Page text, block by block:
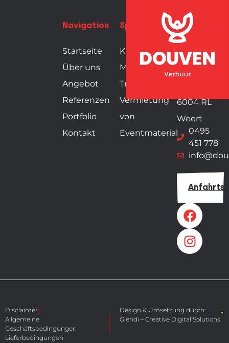
Navigation
Startseite
Über uns
Angebot
Referenzen
Portfolio
Kontakt
Spezialisierungen
Kühlung
Mobilität
Transportservice
Vermietung
von
Eventmaterial
Douven
Verhuur
6004 RL
Weert
0495
451 778
Disclaimer
Allgemeine
Geschäftsbedingungen
Lieferbedingungen
Design & Umsetzung durch:
Glendi – Creative Digital Solutions